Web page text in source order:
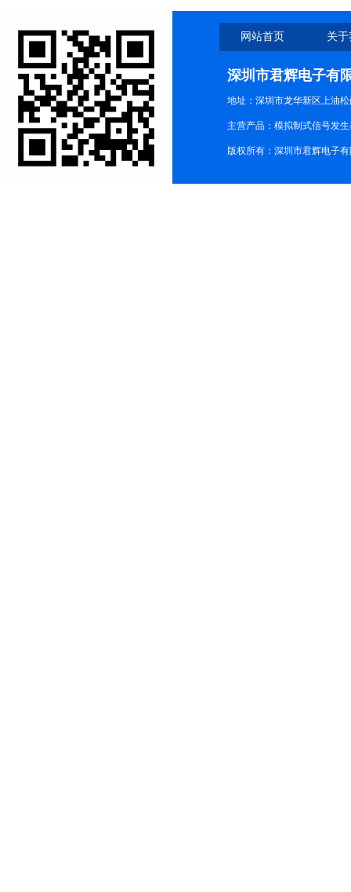
网站首页 关
深圳市君辉电子有
地址：深圳市龙华新区上油松
主营产品：模拟制式信号发
版权所有：深圳市君辉电子